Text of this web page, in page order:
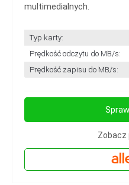
multimedialnych.
Typ karty:
Prędkość odczytu do MB/s:
Prędkość zapisu do MB/s:
Zobacz